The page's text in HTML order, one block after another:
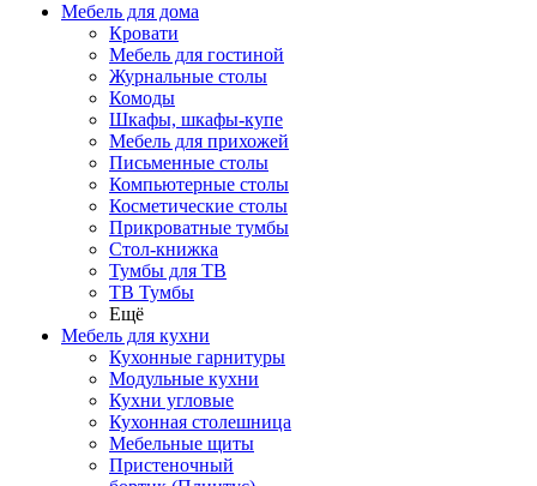
Мебель для дома
Кровати
Мебель для гостиной
Журнальные столы
Комоды
Шкафы, шкафы-купе
Мебель для прихожей
Письменные столы
Компьютерные столы
Косметические столы
Прикроватные тумбы
Стол-книжка
Тумбы для ТВ
ТВ Тумбы
Ещё
Мебель для кухни
Кухонные гарнитуры
Модульные кухни
Кухни угловые
Кухонная столешница
Мебельные щиты
Пристеночный